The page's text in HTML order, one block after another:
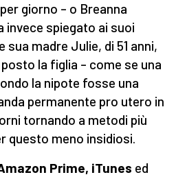
giorno – o Breanna
invece spiegato ai suoi
sua madre Julie, di 51 anni,
la figlia – come se una
la nipote fosse una
permanente pro utero in
tornando a metodi più
questo meno insidiosi.
Prime, iTunes ed